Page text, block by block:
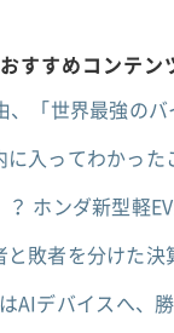
すすめコンテン
「世界最強の
に入ってわかっ
ホンダ新型軽
と敗者を分けた
デバイスへ、